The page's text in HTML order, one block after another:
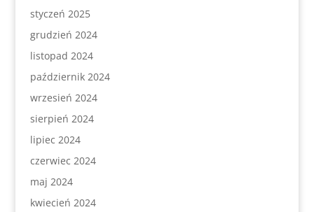
styczeń 2025
grudzień 2024
listopad 2024
październik 2024
wrzesień 2024
sierpień 2024
lipiec 2024
czerwiec 2024
maj 2024
kwiecień 2024